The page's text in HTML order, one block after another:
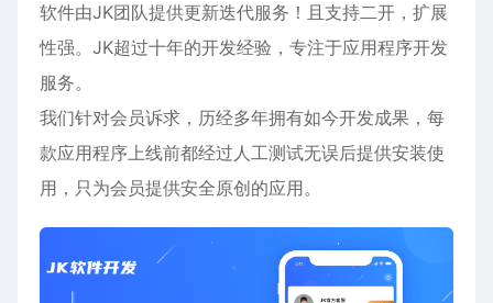
软件由JK团队提供更新迭代服务！且支持二开，扩展
性强。JK超过十年的开发经验，专注于应用程序开发
服务。
我们针对会员诉求，历经多年拥有如今开发成果，每
款应用程序上线前都经过人工测试无误后提供安装使
用，只为会员提供安全原创的应用。